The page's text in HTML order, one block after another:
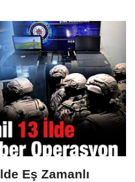
Eş Zamanlı